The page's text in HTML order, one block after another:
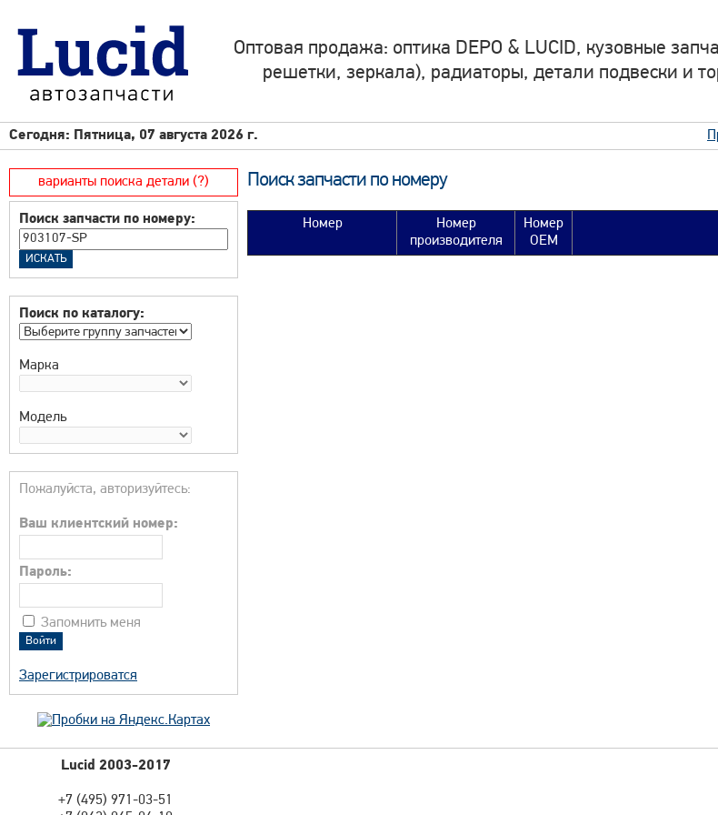
Оптовая продажа: оптика DEPO & LUCID, кузовные
решетки, зеркала), радиаторы, детали подвески и
Сегодня: Пятница, 07 августа 2026 г.
варианты поиска детали (?)
Поиск запчасти по номеру:
Поиск по каталогу:
Марка
Модель
Пожалуйста, авторизуйтесь:
Ваш клиентский номер:
Пароль:
Запомнить меня
Зарегистрироватся
Поиск запчасти по номеру
Номер
Номер
производителя
Номер
OEM
Lucid 2003-2017
+7 (495) 971-03-51